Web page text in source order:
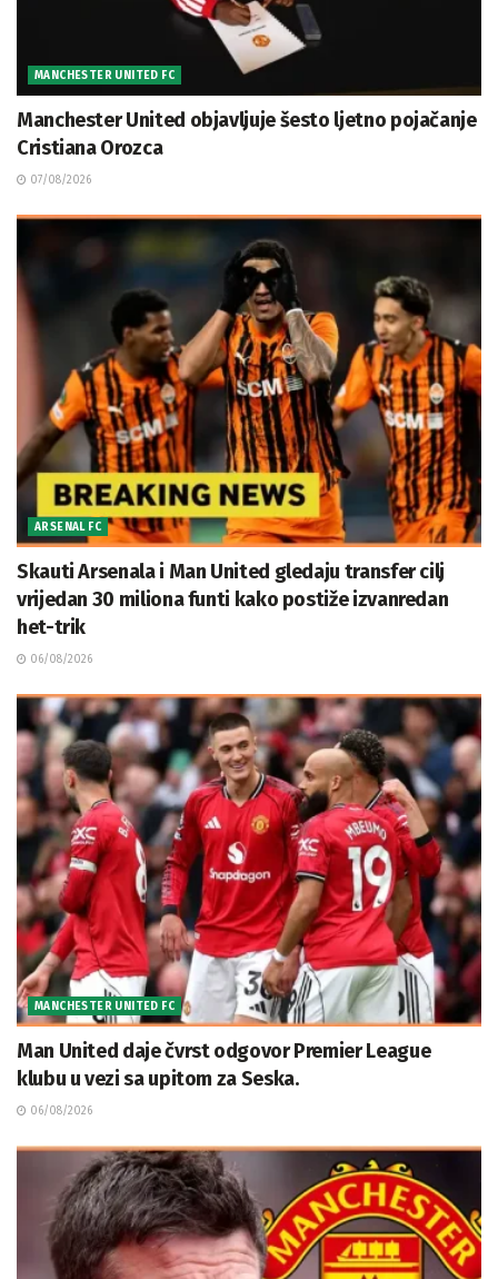
MANCHESTER UNITED FC
Manchester United objavljuje šesto ljetno pojačanje
Cristiana Orozca
07/08/2026
ARSENAL FC
Skauti Arsenala i Man United gledaju transfer cilj
vrijedan 30 miliona funti kako postiže izvanredan
het-trik
06/08/2026
MANCHESTER UNITED FC
Man United daje čvrst odgovor Premier League
klubu u vezi sa upitom za Seska.
06/08/2026